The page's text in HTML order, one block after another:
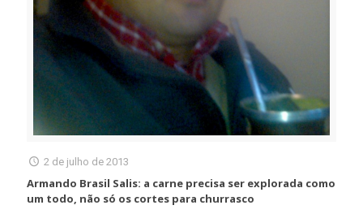
2 de julho de 2013
Armando Brasil Salis: a carne precisa ser explorada como
um todo, não só os cortes para churrasco